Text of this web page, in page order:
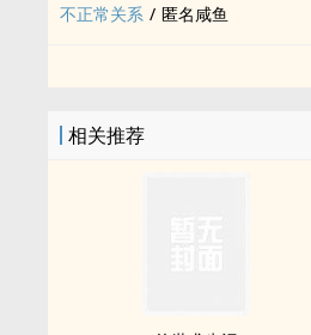
不正常关系 / 匿名咸鱼
相关推荐